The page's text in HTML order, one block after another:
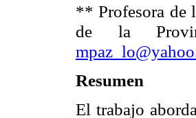
** Profesora de
de la
Resumen
El trabajo